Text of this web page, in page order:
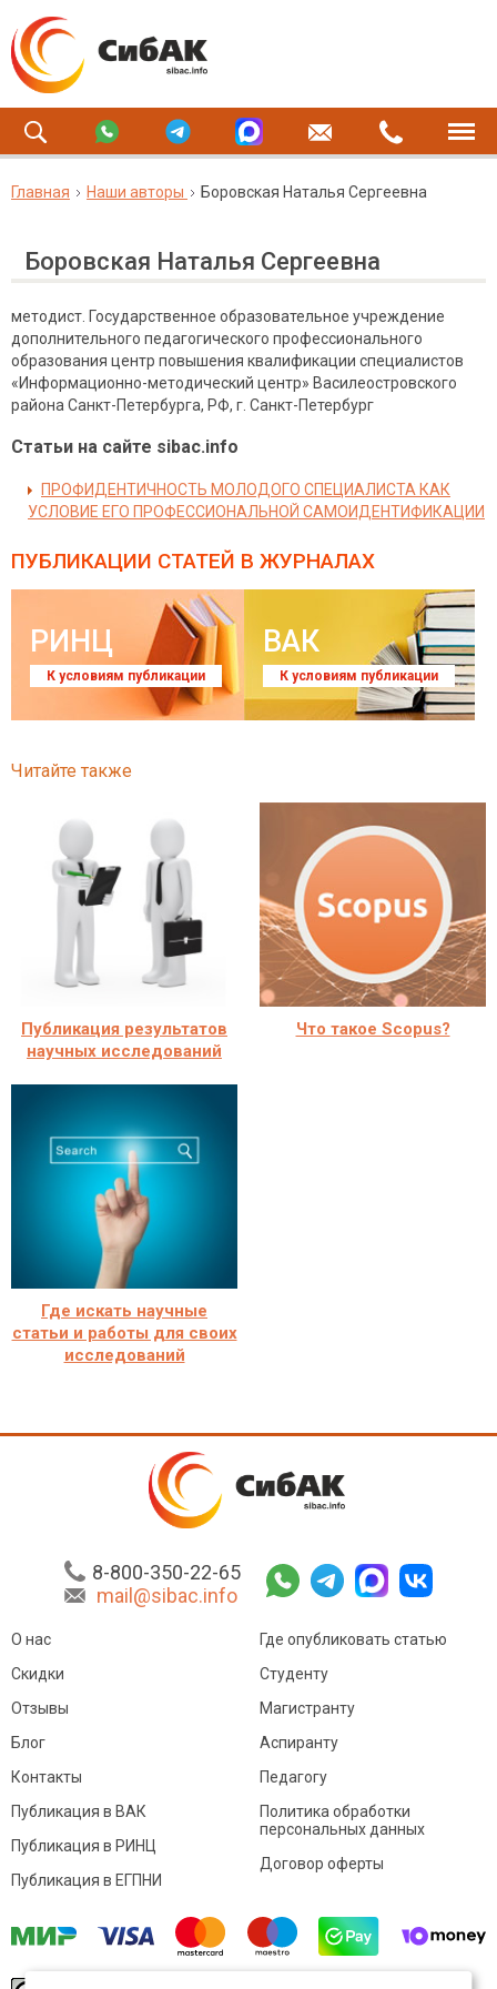
Главная Наши авторы Боровская Наталья Сергеевна
Боровская Наталья Сергеевна
методист. Государственное образовательное учреждение
дополнительного педагогического профессионального
образования центр повышения квалификации специалистов
«Информационно-методический центр» Василеостровского
района Санкт-Петербурга, РФ, г. Санкт-Петербург
Статьи на сайте sibac.info
ПРОФИДЕНТИЧНОСТЬ МОЛОДОГО СПЕЦИАЛИСТА КАК
УСЛОВИЕ ЕГО ПРОФЕССИОНАЛЬНОЙ САМОИДЕНТИФИКАЦИИ
ПУБЛИКАЦИИ СТАТЕЙ В ЖУРНАЛАХ
РИНЦ
К условиям публикации
ВАК
К условиям публикации
Читайте также
Публикация результатов
научных исследований
Что такое Scopus?
Где искать научные
статьи и работы для своих
исследований
8-800-350-22-65
mail@sibac.info
О нас
Скидки
Отзывы
Блог
Контакты
Где опубликовать статью
Студенту
Магистранту
Аспиранту
Педагогу
Публикация в ВАК
Публикация в РИНЦ
Публикация в ЕГПНИ
Политика обработки
персональных данных
Договор оферты